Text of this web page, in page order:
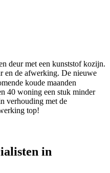
deur met een kunststof kozijn.
en de afwerking. De nieuwe
koude maanden
40 woning een stuk minder
verhouding met de
top!
in